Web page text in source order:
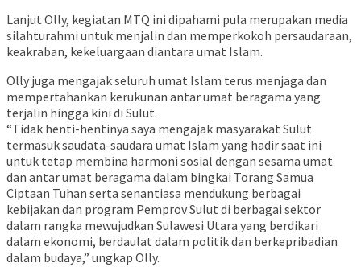
Lanjut Olly, kegiatan MTQ ini dipahami pula merupakan media
silahturahmi untuk menjalin dan memperkokoh persaudaraan,
keakraban, kekeluargaan diantara umat Islam.
Olly juga mengajak seluruh umat Islam terus menjaga dan
mempertahankan kerukunan antar umat beragama yang
terjalin hingga kini di Sulut.
“Tidak henti-hentinya saya mengajak masyarakat Sulut
termasuk saudata-saudara umat Islam yang hadir saat ini
untuk tetap membina harmoni sosial dengan sesama umat
dan antar umat beragama dalam bingkai Torang Samua
Ciptaan Tuhan serta senantiasa mendukung berbagai
kebijakan dan program Pemprov Sulut di berbagai sektor
dalam rangka mewujudkan Sulawesi Utara yang berdikari
dalam ekonomi, berdaulat dalam politik dan berkepribadian
dalam budaya,” ungkap Olly.